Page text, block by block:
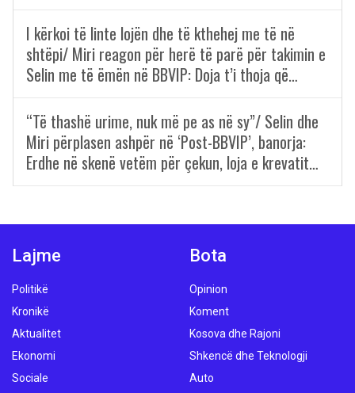
I kërkoi të linte lojën dhe të kthehej me të në
shtëpi/ Miri reagon për herë të parë për takimin e
Selin me të ëmën në BBVIP: Doja t’i thoja që…
“Të thashë urime, nuk më pe as në sy”/ Selin dhe
Miri përplasen ashpër në ‘Post-BBVIP’, banorja:
Erdhe në skenë vetëm për çekun, loja e krevatit…
Lajme
Politikë
Kronikë
Aktualitet
Ekonomi
Sociale
Bota
Opinion
Koment
Kosova dhe Rajoni
Shkencë dhe Teknologji
Auto